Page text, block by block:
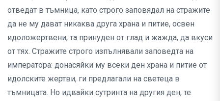
отведат в тъмница, като строго заповядал на стражите
да не му дават никаква друга храна и питие, освен
идоложертвени, та принуден от глад и жажда, да вкуси
от тях. Стражите строго изпълнявали заповедта на
императора: донасяйки му всеки ден храна и питие от
идолските жертви, ги предлагали на светеца в
тъмницата. Но идвайки сутринта на другия ден, те